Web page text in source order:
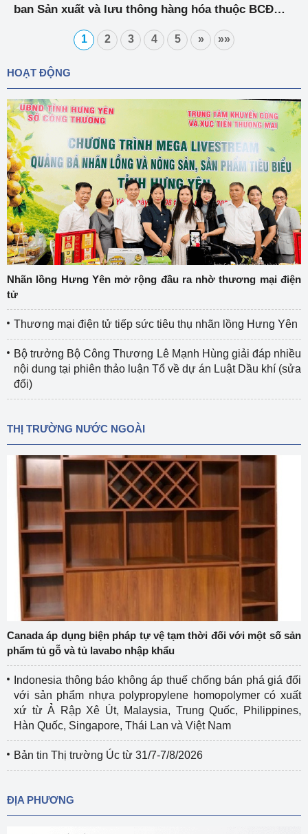
ban Sản xuất và lưu thông hàng hóa thuộc BCĐ
1 2 3 4 5 » »»
HOẠT ĐỘNG
Nhãn lồng Hưng Yên mở rộng đầu ra nhờ thương mại điện
tử
Thương mại điện tử tiếp sức tiêu thụ nhãn lồng Hưng Yên
Bộ trưởng Bộ Công Thương Lê Mạnh Hùng giải đáp nhiều
nội dung tại phiên thảo luận Tổ về dự án Luật Dầu khí (sửa
đổi)
THỊ TRƯỜNG NƯỚC NGOÀI
Canada áp dụng biện pháp tự vệ tạm thời đối với một số sản
phẩm tủ gỗ và tủ lavabo nhập khẩu
Indonesia thông báo không áp thuế chống bán phá giá đối
với sản phẩm nhựa polypropylene homopolymer có xuất
xứ từ Ả Rập Xê Út, Malaysia, Trung Quốc, Philippines,
Hàn Quốc, Singapore, Thái Lan và Việt Nam
Bản tin Thị trường Úc từ 31/7-7/8/2026
ĐỊA PHƯƠNG